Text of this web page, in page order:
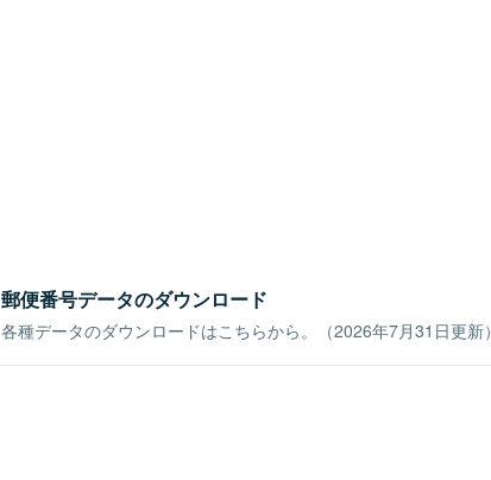
郵便番号データのダウンロード
各種データのダウンロードはこちらから。（2026年7月31日更新）